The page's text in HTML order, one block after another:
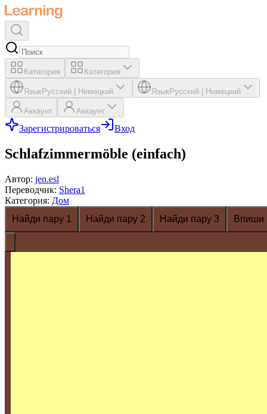
Категория Категория
ЯзыкРусский Немецкий ЯзыкРусский Немецкий
Аккаунт Аккаунт
Зарегистрироваться Вход
Schlafzimmermöble (einfach)
Автор: jen.esl
Переводчик: Shera1
Категория: Дом
Найди пару 1
Найди пару 2 Найди пару 3 Впиши